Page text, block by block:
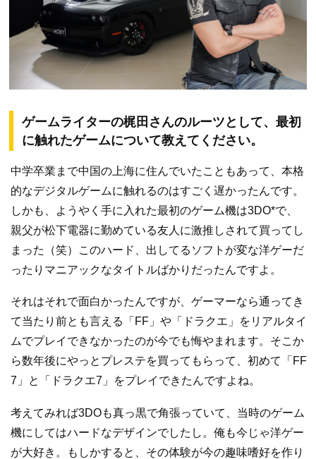
ゲームライターの梶田さんのルーツとして、最初
に触れたゲームについて教えてください。
中学卒業まで中国の上海に住んでいたこともあって、本格
的なデジタルゲームに触れるのはすごく遅かったんです。
しかも、ようやく手に入れた最初のゲーム機は3DO*で、
親父が松下電器に勤めている友人に激推しされて買ってし
まった（笑）このハード、出してるソフトが変な洋ゲーだ
ったりマニアックなタイトルばかりだったんですよ。
それはそれで面白かったんですが、ゲーマーなら通ってき
て当たり前とも言える「FF」や「ドラクエ」をリアルタイ
ムでプレイできなかったのが今でも悔やまれます。そこか
ら数年後にやっとプレステを買ってもらって、初めて「FF
7」と「ドラクエ7」をプレイできたんですよね。
考えてみれば3DOも真っ黒で角張っていて、当時のゲーム
機にしてはハードなデザインでしたし。俺も今じゃ洋ゲー
が大好き。もしかすると、その体験が今の趣味嗜好を作り